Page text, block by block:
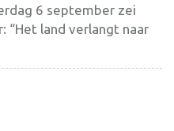
6 september zei
“Het land verlangt naar